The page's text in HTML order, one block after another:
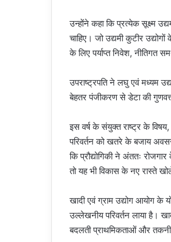
उन्होंने कहा कि प्रत्येक सूक्ष्म
चाहिए। जो उद्यमी कुटीर
के लिए पर्याप्त निवेश, नीतिगत
उपराष्ट्रपति ने लघु एवं मध्यम
बेहतर पंजीकरण से डेटा की
इस वर्ष के संयुक्त राष्ट्र के
परिवर्तन को खतरे के बजाय
कि प्रौद्योगिकी ने अंततः
तो यह भी विकास के नए रास्ते
खादी एवं ग्राम उद्योग आयोग के
उल्लेखनीय परिवर्तन लाया है।
बदलती प्राथमिकताओं और